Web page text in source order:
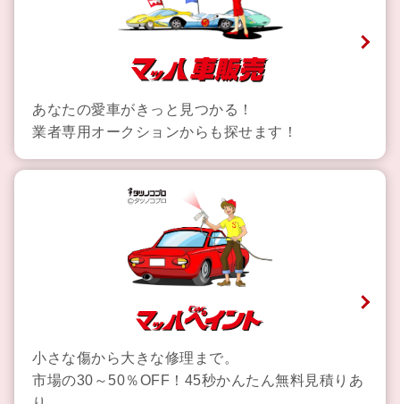
あなたの愛車がきっと見つかる！
業者専用オークションからも探せます！
小さな傷から大きな修理まで。
市場の30～50％OFF！45秒かんたん無料見積りあ